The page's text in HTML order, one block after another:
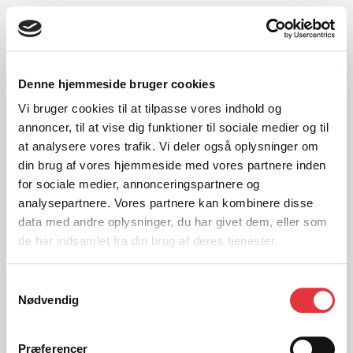
Denne hjemmeside bruger cookies
Vi bruger cookies til at tilpasse vores indhold og
annoncer, til at vise dig funktioner til sociale medier og til
at analysere vores trafik. Vi deler også oplysninger om
din brug af vores hjemmeside med vores partnere inden
for sociale medier, annonceringspartnere og
analysepartnere. Vores partnere kan kombinere disse
data med andre oplysninger, du har givet dem, eller som
de har indsamlet fra din brug af deres tjenester.
Nødvendig
Præferencer